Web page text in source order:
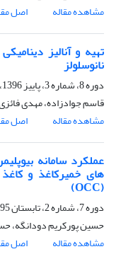
مشاهده مقاله
اصل
تهیه و آنالیز
نانوسلولز
دوره 8، شماره 3، پاییز 1396، صفحه
قاسم جوادزاده، مهدی
مشاهده مقاله
اصل
عملکرد سامانه
های خمیرکاغذ و
(OCC)
دوره 7، شماره 2، تابستان 1395، صفحه
حسین پورکریم دودانگه،
مشاهده مقاله
اصل